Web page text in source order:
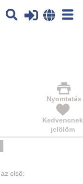
itt:
Nyomtatás
Kedvencnek
jelölöm
első: